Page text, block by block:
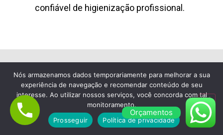
confiável de higienização profissional.
Lavagem de Colchão à Seco em M’Boi
Mirim
Empresa de Limpeza de
Colchão em M’Boi Mirim,
Orçamentos
Nós armazenamos dados temporariamente para melhorar a sua
experiência de navegação e recomendar conteúdo de seu
interesse. Ao utilizar nossos serviços, você concorda com tal
monitoramento.
Prosseguir
Política de privacidade